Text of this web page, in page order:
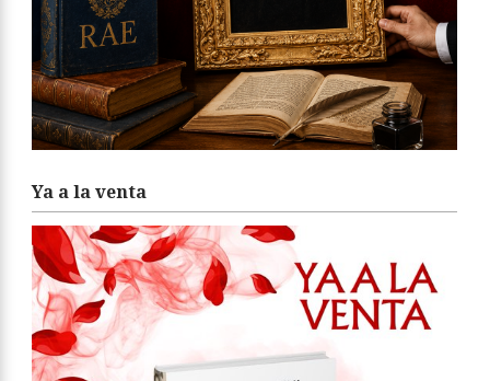
Ya a la venta